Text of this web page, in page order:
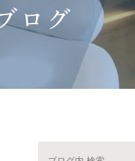
治療
なるべく抜かない治療
なるべく短期間の治療
滅菌管理について
ログ